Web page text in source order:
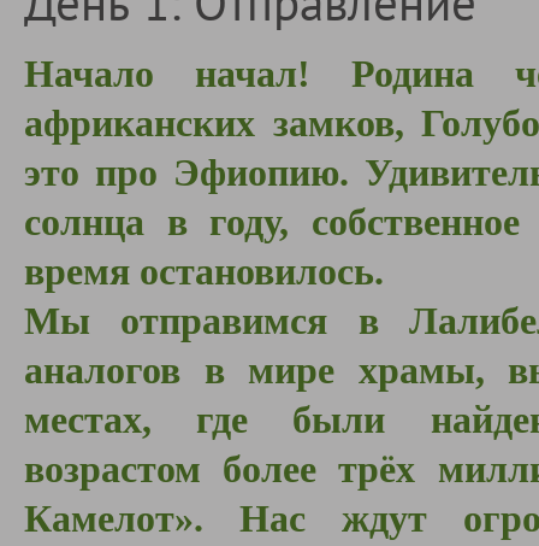
Начало начал! Родина
африканских замков,
это про Эфиопию.
солнца в году,
время остановилось.
Мы отправимся в
аналогов в мире храмы,
местах, где были
возрастом более трёх
Камелот». Нас ждут